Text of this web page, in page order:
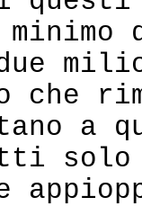
che
a
solo